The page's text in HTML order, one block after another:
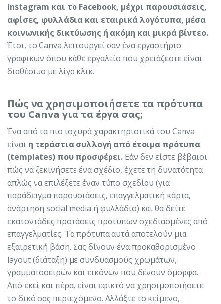
Instagram και το Facebook, μέχρι παρουσιάσεις,
αφίσες, φυλλάδια και εταιρικά λογότυπα, μέσα
κοινωνικής δικτύωσης ή ακόμη και μικρά βίντεο.
Έτσι, το Canva λειτουργεί σαν ένα εργαστήριο
γραφικών όπου κάθε εργαλείο που χρειάζεστε είναι
διαθέσιμο με λίγα κλικ.
Πώς να χρησιμοποιήσετε τα πρότυπα
του Canva για τα έργα σας;
Ένα από τα πιο ισχυρά χαρακτηριστικά του Canva
είναι η τεράστια συλλογή από έτοιμα πρότυπα
(templates) που προσφέρει. Εάν δεν είστε βέβαιοι
πώς να ξεκινήσετε ένα σχέδιο, έχετε τη δυνατότητα
απλώς να επιλέξετε έναν τύπο σχεδίου (για
παράδειγμα παρουσιάσεις, επαγγελματική κάρτα,
ανάρτηση social media ή φυλλάδιο) και θα δείτε
εκατοντάδες προτάσεις προτύπων σχεδιασμένες από
επαγγελματίες. Τα πρότυπα αυτά αποτελούν μια
εξαιρετική βάση. Σας δίνουν ένα προκαθορισμένο
layout (διάταξη) με συνδυασμούς χρωμάτων,
γραμματοσειρών και εικόνων που δένουν όμορφα.
Από εκεί και πέρα, είναι εφικτό να χρησιμοποιήσετε
το δικό σας περιεχόμενο. Αλλάξτε το κείμενο,